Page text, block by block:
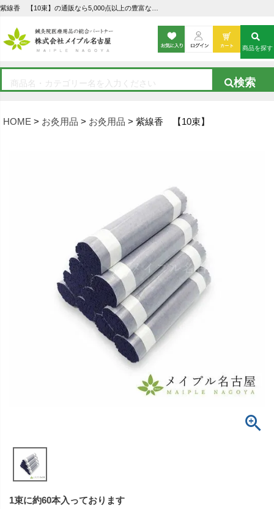
HOME お灸用品 お灸用品 紫線香 【10束】
商品を探す
1束に約60本入っております